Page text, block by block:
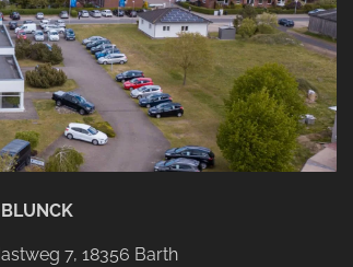
7, 18356 Barth